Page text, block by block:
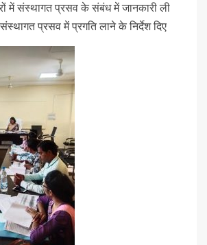
में संस्थागत प्रसव के संबंध में जानकारी ली
प्रसव में प्रगति लाने के निर्देश दिए